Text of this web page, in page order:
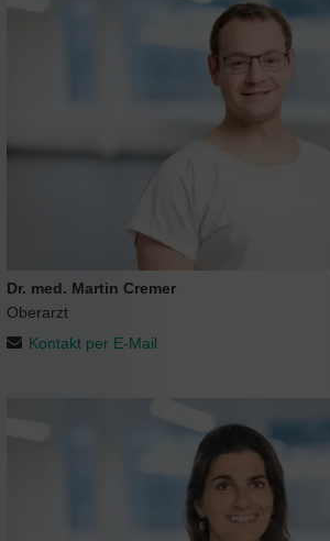
Dr. med. Martin Cremer
Oberarzt
Kontakt per E-Mail